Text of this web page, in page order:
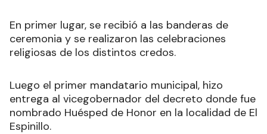
En primer lugar, se recibió a las banderas de
ceremonia y se realizaron las celebraciones
religiosas de los distintos credos.
Luego el primer mandatario municipal, hizo
entrega al vicegobernador del decreto donde fue
nombrado Huésped de Honor en la localidad de El
Espinillo.